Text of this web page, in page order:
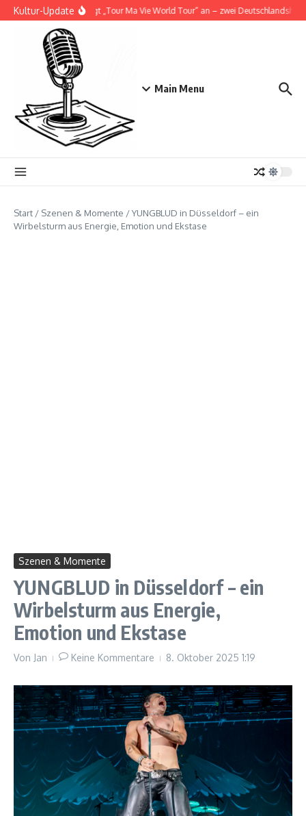
Zum Inhalt springen
Kultur-Update
Doja Cat kündigt „Tour Ma Vie World Tour“ an – zwei Deutschlandshows
Main Menu
Start / Szenen & Momente /YUNGBLUD in Düsseldorf – ein
Wirbelsturm aus Energie, Emotion und Ekstase
Szenen & Momente
YUNGBLUD in Düsseldorf – ein
Wirbelsturm aus Energie,
Emotion und Ekstase
Von Jan Keine Kommentare 8. Oktober 2025 1:19